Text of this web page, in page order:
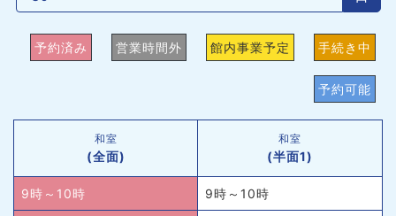
予約済み 営業時間外 館内事業予定 手続き中
予約可能
和室
(全面)
和室
(半面1)
9時～10時 9時～10時